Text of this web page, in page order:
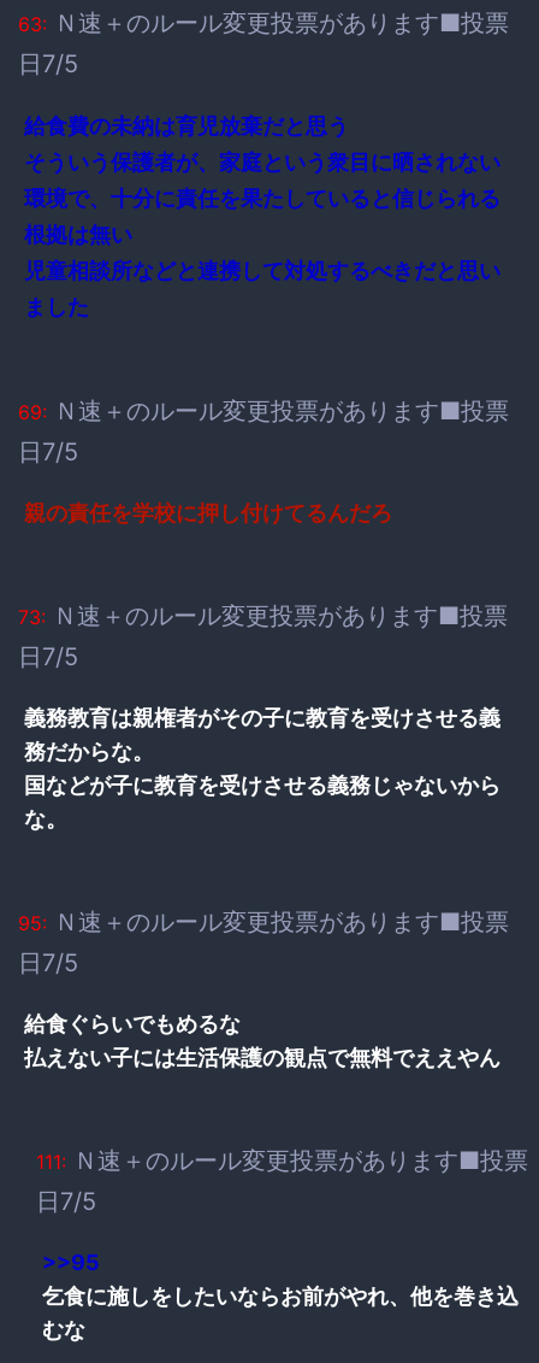
63: Ｎ速＋のルール変更投票があります■投票
日7/5
給食費の未納は育児放棄だと思う
そういう保護者が、家庭という衆目に晒されない
環境で、十分に責任を果たしていると信じられる
根拠は無い
児童相談所などと連携して対処するべきだと思い
ました
69: Ｎ速＋のルール変更投票があります■投票
日7/5
親の責任を学校に押し付けてるんだろ
73: Ｎ速＋のルール変更投票があります■投票
日7/5
義務教育は親権者がその子に教育を受けさせる義
務だからな。
国などが子に教育を受けさせる義務じゃないから
な。
95: Ｎ速＋のルール変更投票があります■投票
日7/5
給食ぐらいでもめるな
払えない子には生活保護の観点で無料でええやん
111: Ｎ速＋のルール変更投票があります■投票
日7/5
>>95
乞食に施しをしたいならお前がやれ、他を巻き込
むな